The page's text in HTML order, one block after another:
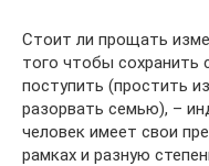
Стоит ли прощать
того чтобы
поступить (простить
разорвать семью), –
человек имеет свои
рамках и разную